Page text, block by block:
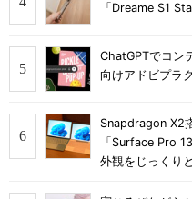
「Dreame S1
ChatGPTでコ
向けアドビプラ
Snapdragon X2
「Surface Pro
外観をじっくり